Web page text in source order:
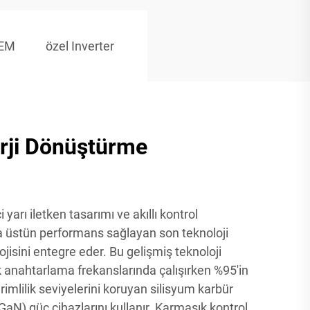
özel Inverter
Dönüştürme
iletken tasarımı ve akıllı kontrol
üstün performans sağlayan son teknoloji
entegre eder. Bu gelişmiş teknoloji
frekanslarında çalışırken %95'in
seviyelerini koruyan silisyum karbür